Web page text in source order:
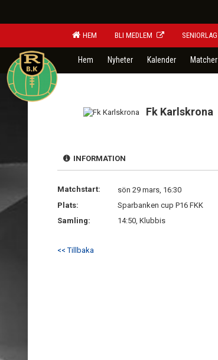
HEM BLI MEDLEM SENIORLAG
Hem Nyheter Kalender Matcher
Fk Karlskrona
INFORMATION
Matchstart:
sön 29 mars, 16:30
Plats:
Sparbanken cup P16 FKK
Samling:
14:50, Klubbis
<< Tillbaka